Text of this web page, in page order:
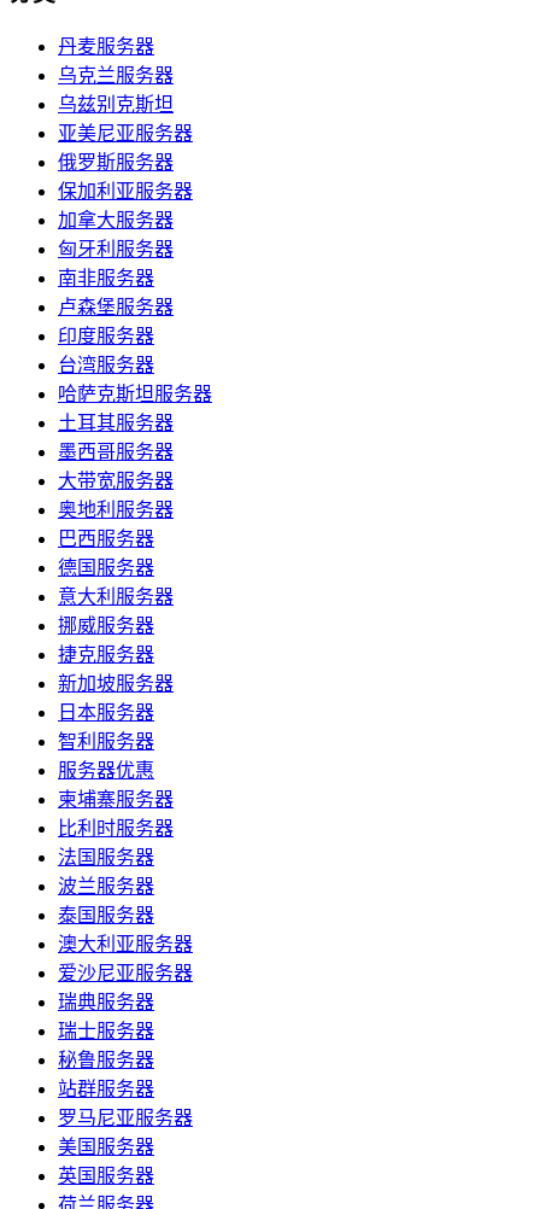
丹麦服务器
乌克兰服务器
乌兹别克斯坦
亚美尼亚服务器
俄罗斯服务器
保加利亚服务器
加拿大服务器
匈牙利服务器
南非服务器
卢森堡服务器
印度服务器
台湾服务器
哈萨克斯坦服务器
土耳其服务器
墨西哥服务器
大带宽服务器
奥地利服务器
巴西服务器
德国服务器
意大利服务器
挪威服务器
捷克服务器
新加坡服务器
日本服务器
智利服务器
服务器优惠
柬埔寨服务器
比利时服务器
法国服务器
波兰服务器
泰国服务器
澳大利亚服务器
爱沙尼亚服务器
瑞典服务器
瑞士服务器
秘鲁服务器
站群服务器
罗马尼亚服务器
美国服务器
英国服务器
荷兰服务器